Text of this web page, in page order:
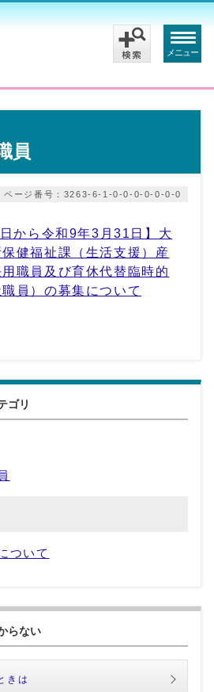
メニュー
員
ページ番号：3263-6-1-0-0-0-0-0-0-0
から令和9年3月31日】大
健福祉課（生活支援）産
職員及び育休代替臨時的
員）の募集について
ゴリ
ついて
らない
きは